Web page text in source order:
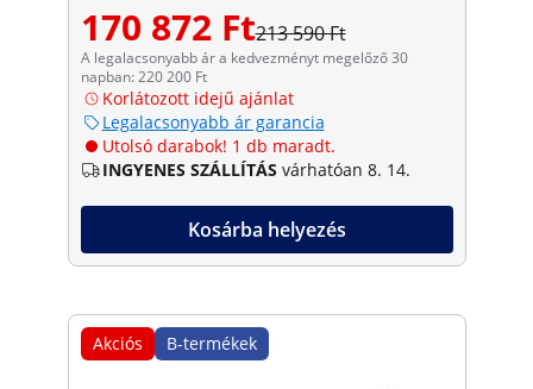
170 872 Ft213 590 Ft
A legalacsonyabb ár a kedvezményt megelőző 30
napban: 220 200 Ft
Korlátozott idejű ajánlat
Legalacsonyabb ár garancia
Utolsó darabok! 1 db maradt.
INGYENES SZÁLLÍTÁS várhatóan 8. 14.
Kosárba helyezés
Akciós B-termékek